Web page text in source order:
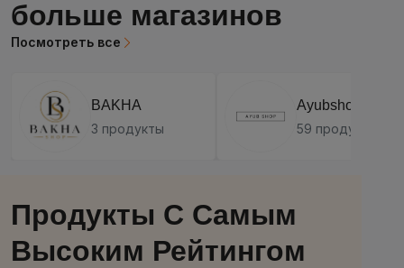
больше магазинов
Посмотреть все
BAKHA
3 продукты
Ayubshop.tj
59 продукты
Продукты С Самым
Высоким Рейтингом